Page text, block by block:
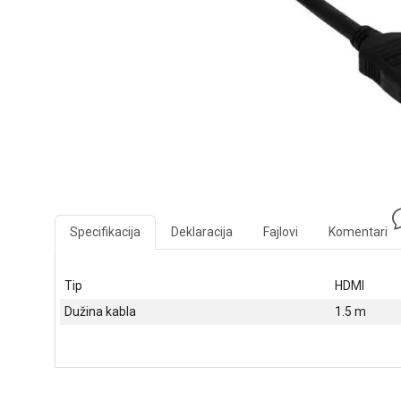
Specifikacija Deklaracija Fajlovi Komentari
Tip
HDMI
Dužina kabla
1.5 m